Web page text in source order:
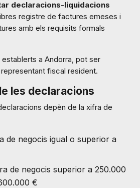
declaracions-liquidacions
registre de factures emeses i
amb els requisits formals
establerts a Andorra, pot ser
fiscal resident.
les declaracions
depèn de la xifra de
de negocis igual o superior a
de negocis superior a 250.000
€